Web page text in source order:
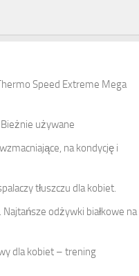
Speed Extreme Mega
używane
na kondycję i
tłuszczu dla kobiet.
odżywki białkowe na
dla kobiet – trening